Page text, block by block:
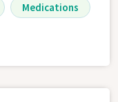
Medications